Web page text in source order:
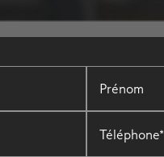
Prénom
Téléphone*